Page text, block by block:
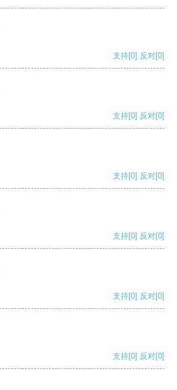
支持[0] 反对[0]
支持[0] 反对[0]
支持[0] 反对[0]
支持[0] 反对[0]
支持[0] 反对[0]
支持[0] 反对[0]